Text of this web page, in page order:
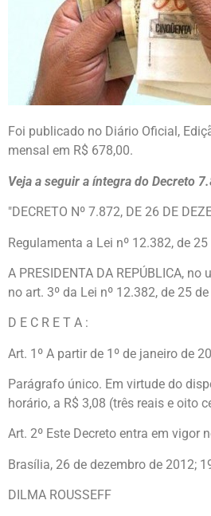
Foi publicado no Diário Oficial,
mensal em R$ 678,00.
Veja a seguir a íntegra do Decreto
"DECRETO Nº 7.872, DE 26 DE
Regulamenta a Lei nº 12.382, de
A PRESIDENTA DA REPÚBLICA,
no art. 3º da Lei nº 12.382, de 25
D E C R E T A :
Art. 1º A partir de 1º de janeiro de
Parágrafo único. Em virtude do
horário, a R$ 3,08 (três reais e oito
Art. 2º Este Decreto entra em vigor
Brasília, 26 de dezembro de 2012;
DILMA ROUSSEFF